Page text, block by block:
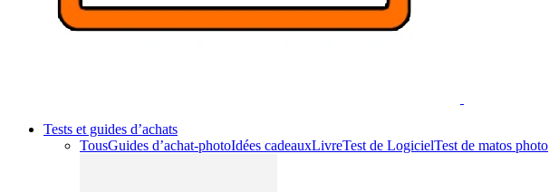
Tests et guides d’achats
TousGuides d’achat-photoIdées cadeauxLivreTest de LogicielTest de matos photo